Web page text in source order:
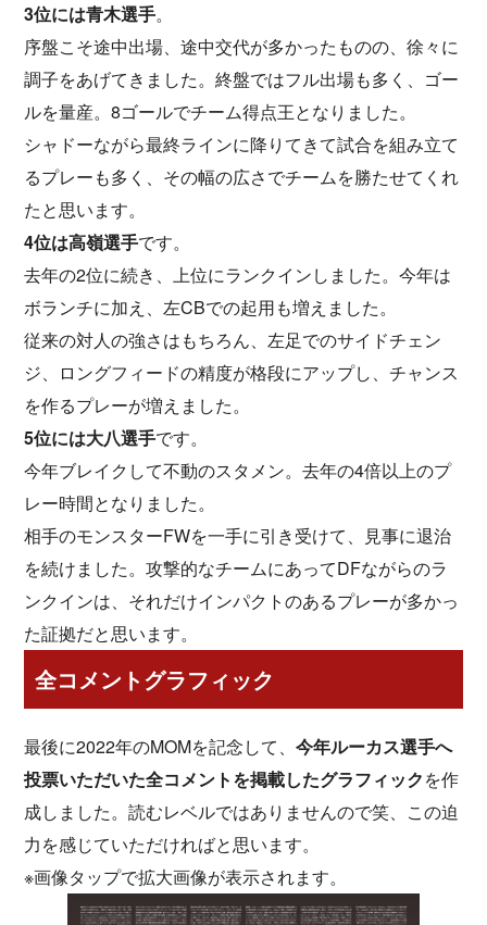
3位には青木選手。
序盤こそ途中出場、途中交代が多かったものの、徐々に
調子をあげてきました。終盤ではフル出場も多く、ゴー
ルを量産。8ゴールでチーム得点王となりました。
シャドーながら最終ラインに降りてきて試合を組み立て
るプレーも多く、その幅の広さでチームを勝たせてくれ
たと思います。
4位は高嶺選手です。
去年の2位に続き、上位にランクインしました。今年は
ボランチに加え、左CBでの起用も増えました。
従来の対人の強さはもちろん、左足でのサイドチェン
ジ、ロングフィードの精度が格段にアップし、チャンス
を作るプレーが増えました。
5位には大八選手です。
今年ブレイクして不動のスタメン。去年の4倍以上のプ
レー時間となりました。
相手のモンスターFWを一手に引き受けて、見事に退治
を続けました。攻撃的なチームにあってDFながらのラ
ンクインは、それだけインパクトのあるプレーが多かっ
た証拠だと思います。
全コメントグラフィック
最後に2022年のMOMを記念して、 今年ルーカス選手へ
投票いただいた全コメントを掲載したグラフィックを作
成しました。読むレベルではありませんので笑、この迫
力を感じていただければと思います。
※画像タップで拡大画像が表示されます。